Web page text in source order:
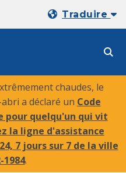
Traduire
chaudes, le
a déclaré un Code
pour quelqu'un qui vit
la ligne d'assistance
7 jours sur 7 de la ville
1984.